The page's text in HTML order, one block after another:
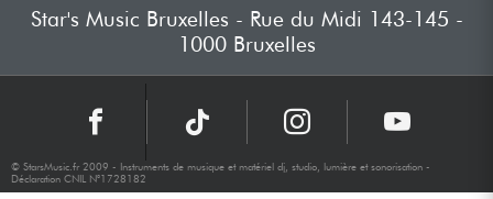
Star's Music Bruxelles - Rue du Midi 143-145 -
1000 Bruxelles
© StarsMusic.fr 2009 - Instruments de musique et matériel dj, studio, lumière et sonorisation -
Déclaration CNIL N°1728182